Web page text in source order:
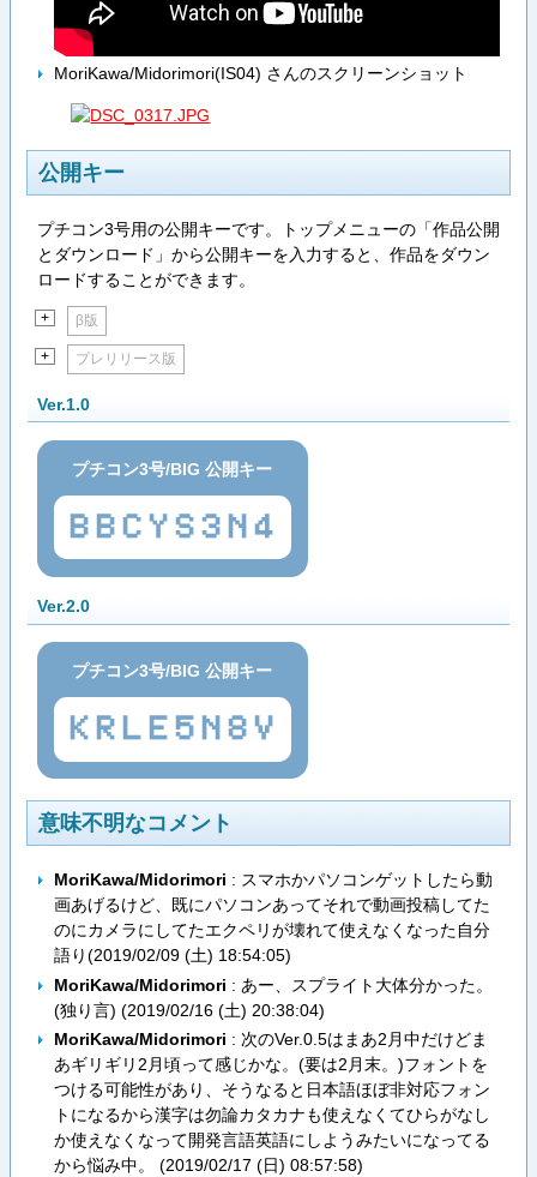
MoriKawa/Midorimori(IS04) さんのスクリーンショット
公開キー
プチコン3号用の公開キーです。トップメニューの「作品公開
とダウンロード」から公開キーを入力すると、作品をダウン
ロードすることができます。
+ β版
+ プレリリース版
Ver.1.0
プチコン3号/BIG 公開キー
BBCYS3N4
Ver.2.0
プチコン3号/BIG 公開キー
KRLE5N8V
意味不明なコメント
MoriKawa/Midorimori : スマホかパソコンゲットしたら動
画あげるけど、既にパソコンあってそれで動画投稿してた
のにカメラにしてたエクペリが壊れて使えなくなった自分
語り(2019/02/09 (土) 18:54:05)
MoriKawa/Midorimori : あー、スプライト大体分かった。
(独り言) (2019/02/16 (土) 20:38:04)
MoriKawa/Midorimori : 次のVer.0.5はまあ2月中だけどま
あギリギリ2月頃って感じかな。(要は2月末。)フォントを
つける可能性があり、そうなると日本語ほぼ非対応フォン
トになるから漢字は勿論カタカナも使えなくてひらがなし
か使えなくなって開発言語英語にしようみたいになってる
から悩み中。 (2019/02/17 (日) 08:57:58)